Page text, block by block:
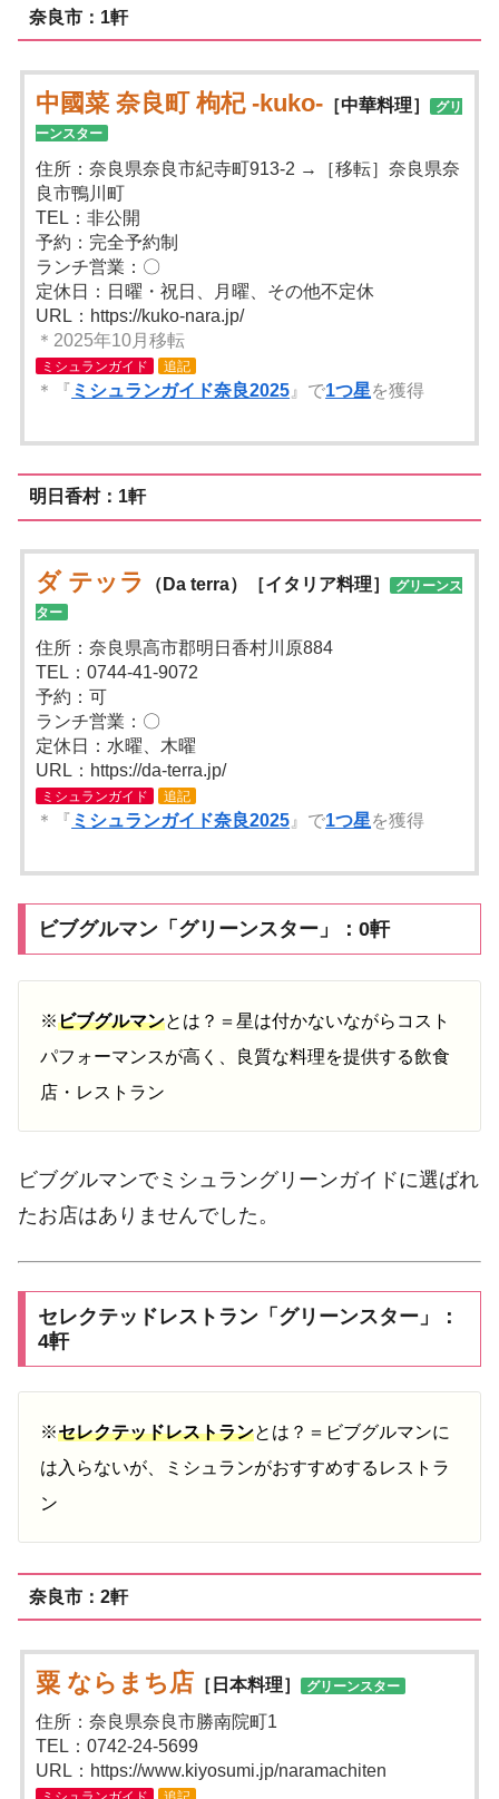
奈良市：1軒
中國菜 奈良町 枸杞 -kuko- ［中華料理］ グリ
ーンスター
住所：奈良県奈良市紀寺町913-2 →［移転］奈良県奈
良市鴨川町
TEL：非公開
予約：完全予約制
ランチ営業：〇
定休日：日曜・祝日、月曜、その他不定休
URL：https://kuko-nara.jp/
＊2025年10月移転
ミシュランガイド 追記
＊『 ミシュランガイド奈良2025 』で1つ星を獲得
明日香村：1軒
ダ テッラ （Da terra）［イタリア料理］ グリーンス
ター
住所：奈良県高市郡明日香村川原884
TEL：0744-41-9072
予約：可
ランチ営業：〇
定休日：水曜、木曜
URL：https://da-terra.jp/
ミシュランガイド 追記
＊『 ミシュランガイド奈良2025 』で1つ星を獲得
ビブグルマン「グリーンスター」：0軒
※ビブグルマンとは？＝星は付かないながらコスト
パフォーマンスが高く、良質な料理を提供する飲食
店・レストラン
ビブグルマンでミシュラングリーンガイドに選ばれ
たお店はありませんでした。
セレクテッドレストラン「グリーンスター」：
4軒
※セレクテッドレストランとは？＝ビブグルマンに
は入らないが、ミシュランがおすすめするレストラ
ン
奈良市：2軒
粟 ならまち店 ［日本料理］ グリーンスター
住所：奈良県奈良市勝南院町1
TEL：0742-24-5699
URL：https://www.kiyosumi.jp/naramachiten